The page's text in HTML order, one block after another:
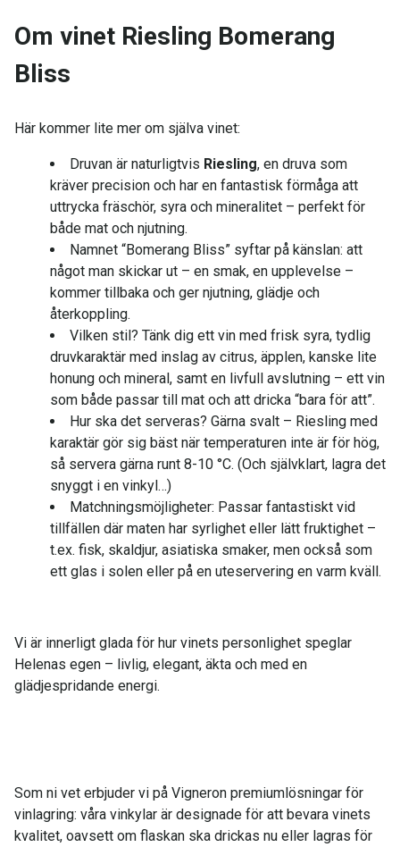
Om vinet Riesling Bomerang
Bliss
Här kommer lite mer om själva vinet:
Druvan är naturligtvis Riesling, en druva som
kräver precision och har en fantastisk förmåga att
uttrycka fräschör, syra och mineralitet – perfekt för
både mat och njutning.
Namnet “Bomerang Bliss” syftar på känslan: att
något man skickar ut – en smak, en upplevelse –
kommer tillbaka och ger njutning, glädje och
återkoppling.
Vilken stil? Tänk dig ett vin med frisk syra, tydlig
druvkaraktär med inslag av citrus, äpplen, kanske lite
honung och mineral, samt en livfull avslutning – ett vin
som både passar till mat och att dricka “bara för att”.
Hur ska det serveras? Gärna svalt – Riesling med
karaktär gör sig bäst när temperaturen inte är för hög,
så servera gärna runt 8-10 °C. (Och självklart, lagra det
snyggt i en vinkyl…)
Matchningsmöjligheter: Passar fantastiskt vid
tillfällen där maten har syrlighet eller lätt fruktighet –
t.ex. fisk, skaldjur, asiatiska smaker, men också som
ett glas i solen eller på en uteservering en varm kväll.
Vi är innerligt glada för hur vinets personlighet speglar
Helenas egen – livlig, elegant, äkta och med en
glädjespridande energi.
Som ni vet erbjuder vi på Vigneron premiumlösningar för
vinlagring: våra vinkylar är designade för att bevara vinets
kvalitet, oavsett om flaskan ska drickas nu eller lagras för